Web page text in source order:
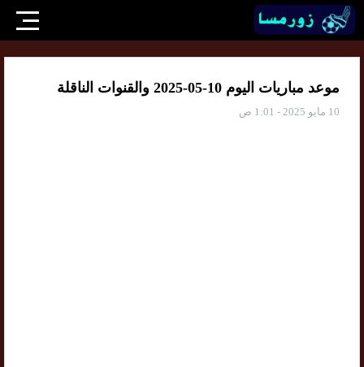
موعد مباريات اليوم 10-05-2025 والقنوات الناقلة
10 مايو 2025 - 1:01 ص